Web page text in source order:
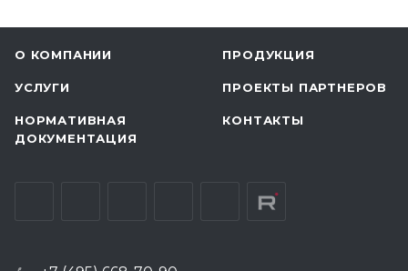
О КОМПАНИИ ПРОДУКЦИЯ
УСЛУГИ ПРОЕКТЫ ПАРТНЕРОВ
НОРМАТИВНАЯ
ДОКУМЕНТАЦИЯ
КОНТАКТЫ